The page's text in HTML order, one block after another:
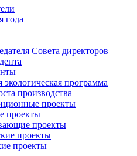
года
Совета директоров
экологическая программа
производства
проекты
проекты
проекты
проекты
проекты